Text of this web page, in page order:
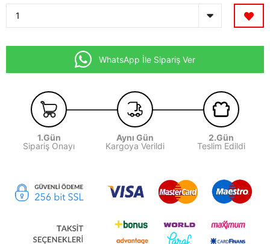
WhatsApp İle Sipariş Ver
1.Gün
Sipariş Onayı
Aynı Gün
Kargoya Verildi
2.Gün
Teslim Edildi